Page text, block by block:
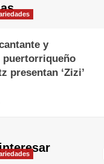
y
presentan ‘Zizi’